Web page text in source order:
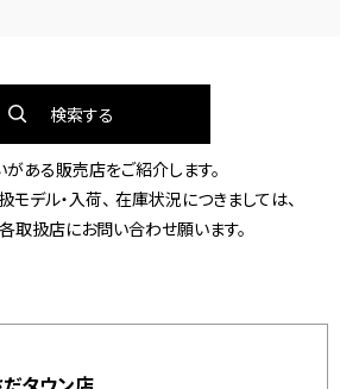
検索する
がある販売店をご紹介します。
デル・入荷、 在庫状況につきましては、
取扱店にお問い合わせ願います。